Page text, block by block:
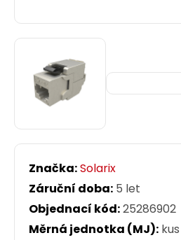
Značka:Solarix
Záruční doba: 5 let
Objednací kód:25286902
Měrná jednotka (MJ): kus